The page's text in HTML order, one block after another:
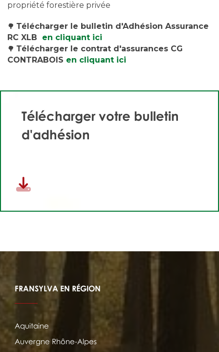
propriété forestière privée
🌳 Télécharger le bulletin d'Adhésion Assurance
RC XLB en cliquant ici
🌳 Télécharger le contrat d'assurances CG
CONTRABOIS en cliquant ici
Télécharger votre bulletin
d'adhésion
FRANSYLVA EN RÉGION
Aquitaine
Auvergne Rhône-Alpes